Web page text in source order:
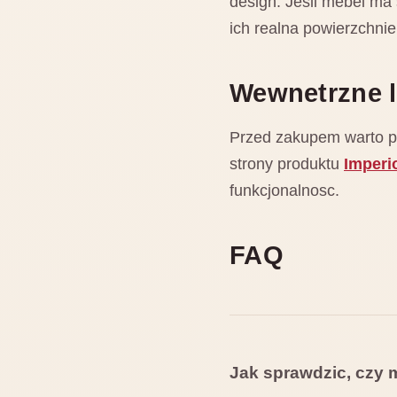
ich realna
Wewnetrzne
Przed zakupem warto
strony produktu
funkcjonalnosc.
FAQ
Jak sprawdzic, czy